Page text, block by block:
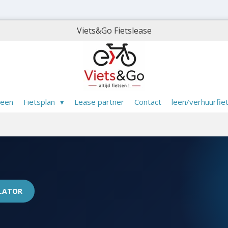
Viets&Go Fietslease
Fietsplan Lease partner Contact leen/